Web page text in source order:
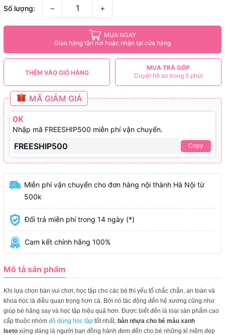
Số lượng: − +
MUA NGAY
Giao hàng tận nơi hoặc nhận tại cửa hàng
THÊM VÀO GIỎ HÀNG
MUA TRẢ GÓP
Duyệt hồ sơ trong 5 phút
MÃ GIẢM GIÁ
0K
Nhập mã FREESHIP500 miễn phí vận chuyển.
FREESHIP500 Copy
Miễn phí vận chuyển cho đơn hàng nội thành Hà Nội từ
500k
Đổi trả miễn phí trong 14 ngày (*)
Cam kết chính hãng 100%
Mô tả sản phẩm
Khi lựa chọn bàn vui chơi, học tập cho các bé thì yếu tố chắc chắn, an toàn và
khoa học là điều quan trọng hơn cả. Bởi nó tác động đến hệ xương cũng như
giúp bé hăng say và học tập hiệu quả hơn. Được biết đến là loại sản phẩm cao
cấp thuộc nhóm đồ dùng học tập tốt nhất, bàn nhựa cho bé màu xanh
Iseto xứng đáng là người bạn đồng hành đem đến cho bé những kỉ niệm đẹp